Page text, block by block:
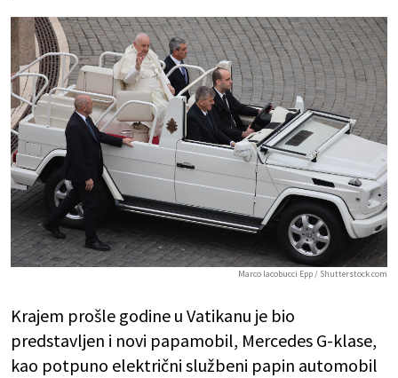
Marco Iacobucci Epp / Shutterstock.com
Krajem prošle godine u Vatikanu je bio
predstavljen i novi papamobil, Mercedes G-klase,
kao potpuno električni službeni papin automobil